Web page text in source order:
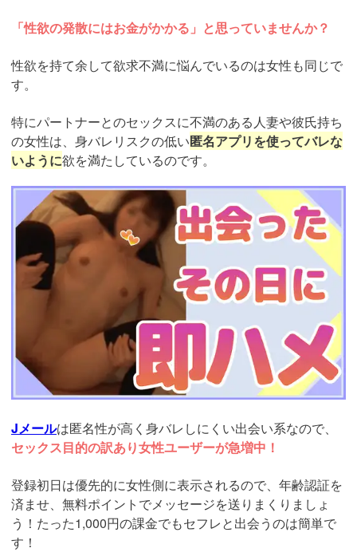
「性欲の発散にはお金がかかる」と思っていませんか？
性欲を持て余して欲求不満に悩んでいるのは女性も同じで
す。
特にパートナーとのセックスに不満のある人妻や彼氏持ち
の女性は、身バレリスクの低い匿名アプリを使ってバレな
いように欲を満たしているのです。
https://ac.m-
ads.jp/t6d63J515a0bact6/cl/?
bId=93863658&msid=13922
Jメールは匿名性が高く身バレしにくい出会い系なので、
セックス目的の訳あり女性ユーザーが急増中！
登録初日は優先的に女性側に表示されるので、年齢認証を
済ませ、無料ポイントでメッセージを送りまくりましょ
う！たった1,000円の課金でもセフレと出会うのは簡単で
す！